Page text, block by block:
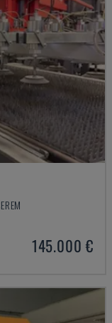
145.000 €